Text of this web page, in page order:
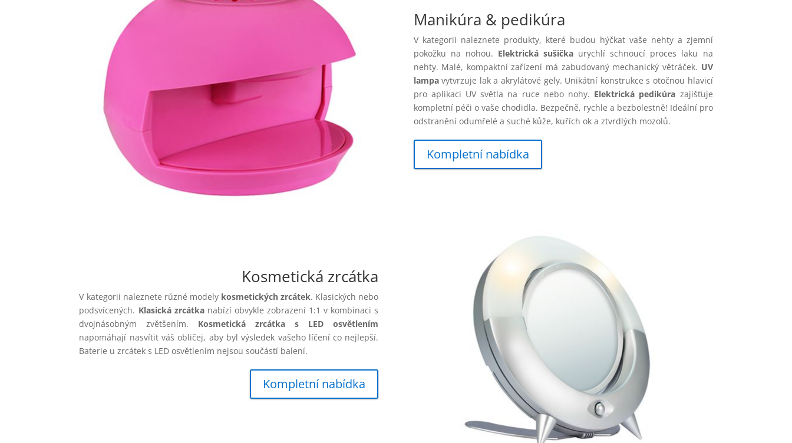
Manikúra & pedikúra
V kategorii naleznete produkty, které budou hýčkat vaše nehty a zjemní
pokožku na nohou. Elektrická sušička urychlí schnoucí proces laku na
nehty. Malé, kompaktní zařízení má zabudovaný mechanický větráček. UV
lampavytvrzuje lak a akrylátové gely. Unikátní konstrukce s otočnou hlavicí
pro aplikaci UV světla na ruce nebo nohy. Elektrická pedikúra zajišťuje
kompletní péči o vaše chodidla. Bezpečně, rychle a bezbolestně! Ideální pro
odstranění odumřelé a suché kůže, kuřích ok a ztvrdlých mozolů.
Kompletní nabídka
Kosmetická zrcátka
V kategorii naleznete různé modely kosmetických zrcátek. Klasických nebo
podsvícených. Klasická zrcátkanabízí obvykle zobrazení 1:1 v kombinaci s
dvojnásobným zvětšením. Kosmetická zrcátka s LED osvětlením
napomáhají nasvítit váš obličej, aby byl výsledek vašeho líčení co nejlepší.
Baterie u zrcátek s LED osvětlením nejsou součástí balení.
Kompletní nabídka